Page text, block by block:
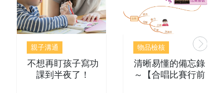
親子溝通
不想再盯孩子寫功
課到半夜了！
物品檢核
清晰易懂的備忘錄
～【合唱比賽行前